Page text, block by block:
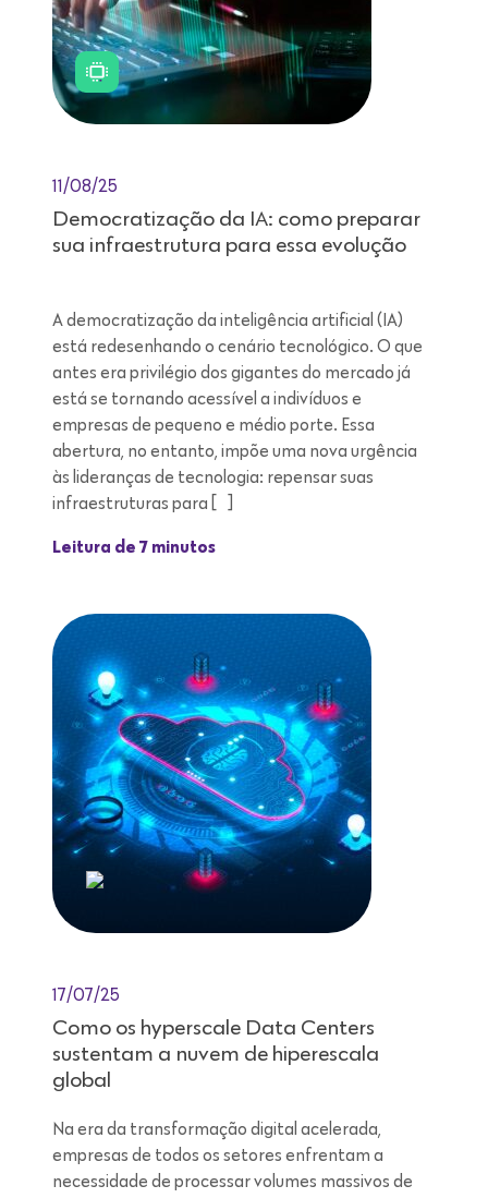
11/08/25
Democratização da IA: como preparar
sua infraestrutura para essa evolução
A democratização da inteligência artificial (IA)
está redesenhando o cenário tecnológico. O que
antes era privilégio dos gigantes do mercado já
está se tornando acessível a indivíduos e
empresas de pequeno e médio porte. Essa
abertura, no entanto, impõe uma nova urgência
às lideranças de tecnologia: repensar suas
infraestruturas para […]
Leitura de 7 minutos
17/07/25
Como os hyperscale Data Centers
sustentam a nuvem de hiperescala
global
Na era da transformação digital acelerada,
empresas de todos os setores enfrentam a
necessidade de processar volumes massivos de